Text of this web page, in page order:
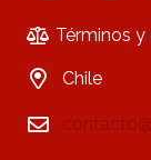
Términos
Chile